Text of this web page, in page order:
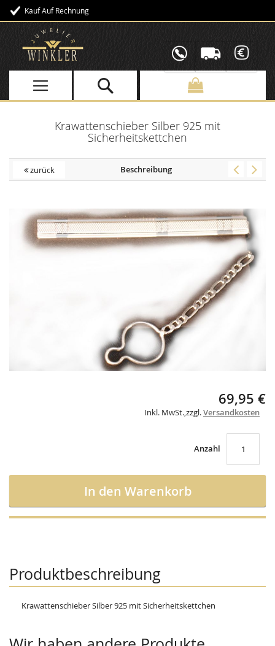
Kauf Auf Rechnung
Direkt
Inhalt
Krawattenschieber Silber 925 mit
Sicherheitskettchen
zurück Beschreibung
69,95 €
Inkl. MwSt.,zzgl.Versandkosten
Anzahl
In den Warenkorb
Produktbeschreibung
Krawattenschieber Silber 925 mit Sicherheitskettchen